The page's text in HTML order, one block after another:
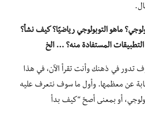
ماهو التوبولوجي رياضيًا؟ كيف نشأ؟
المستفادة منه؟ … الخ
تدور في ذهنك وأنت تقرأ الآن، في هذا
عن معظمها. وأول ما سوف نتعرف عليه
أو بمعنى أصحّ “كيف بدأ